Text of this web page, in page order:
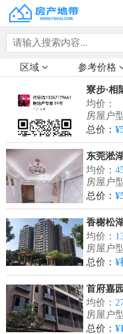
区域 参考价格
寮步·相
均价：
房屋户
总价：
东莞淞
均价：
房屋户
总价：
香榭松
均价：
房屋户
总价：¥
首府嘉
均价：
房屋户
总价：